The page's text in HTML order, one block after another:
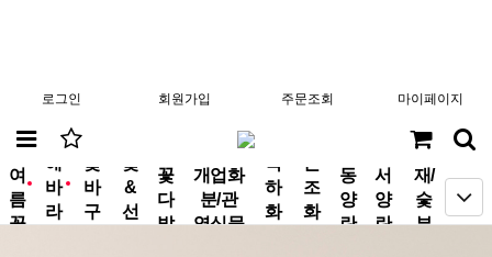
로그인 회원가입 주문조회 마이페이지
new
여
름
꽃
new
해
바
라
꽃
바
구
꽃
&
선
꽃
다
발
개업화
분/관
엽식물
축
하
화
근
조
화
동
양
란
서
양
란
분
재/
숯
부